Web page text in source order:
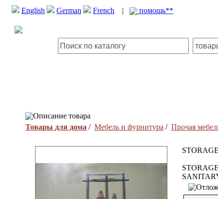
English German French | помощь**
Описание товара
Товары для дома / Мебель и фурнитура / Прочая